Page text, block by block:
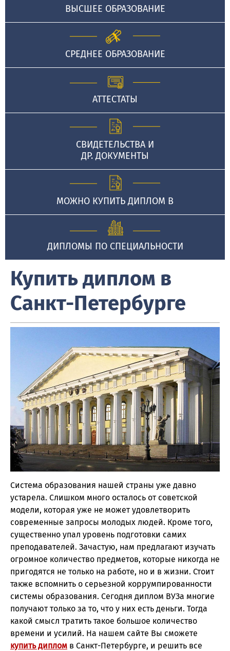
ВЫСШЕЕ ОБРАЗОВАНИЕ
СРЕДНЕЕ ОБРАЗОВАНИЕ
АТТЕСТАТЫ
СВИДЕТЕЛЬСТВА И
ДР. ДОКУМЕНТЫ
МОЖНО КУПИТЬ ДИПЛОМ В
ДИПЛОМЫ ПО СПЕЦИАЛЬНОСТИ
Купить диплом в
Санкт-Петербурге
Система образования нашей страны уже давно
устарела. Слишком много осталось от советской
модели, которая уже не может удовлетворить
современные запросы молодых людей. Кроме того,
существенно упал уровень подготовки самих
преподавателей. Зачастую, нам предлагают изучать
огромное количество предметов, которые никогда не
пригодятся не только на работе, но и в жизни. Стоит
также вспомнить о серьезной коррумпированности
системы образования. Сегодня диплом ВУЗа многие
получают только за то, что у них есть деньги. Тогда
какой смысл тратить такое большое количество
времени и усилий. На нашем сайте Вы сможете
купить диплом в Санкт-Петербурге, и решить все